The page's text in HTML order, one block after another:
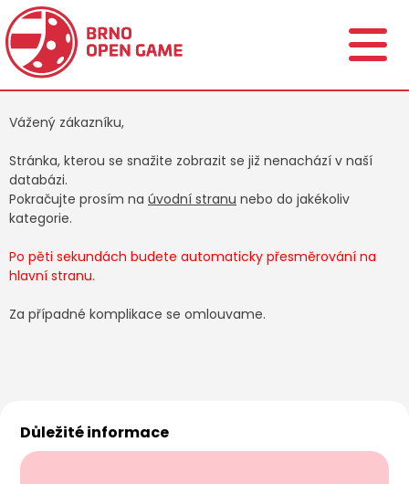
Vážený zákazníku,
Stránka, kterou se snažite zobrazit se již nenachází v naší
databázi.
Pokračujte prosím na úvodní stranu nebo do jakékoliv
kategorie.
Po pěti sekundách budete automaticky přesměrování na
hlavní stranu.
Za případné komplikace se omlouvame.
Důležité informace